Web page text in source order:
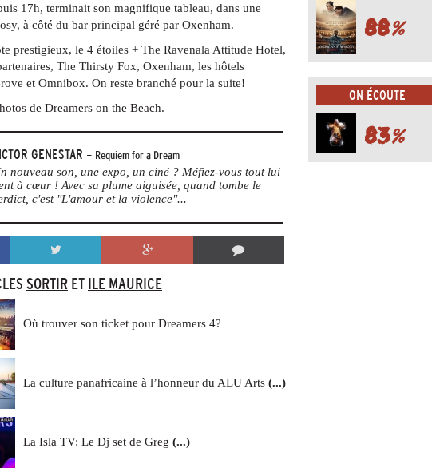
17h, terminait son magnifique tableau, dans une
à côté du bar principal géré par Oxenham.
prestigieux, le 4 étoiles + The Ravenala Attitude Hotel,
The Thirsty Fox, Oxenham, les hôtels
et Omnibox. On reste branché pour la suite!
de Dreamers on the Beach.
GENESTAR - Requiem for a Dream
nouveau son, une expo, un ciné ? Méfiez-vous tout lui
à cœur ! Avec sa plume aiguisée, quand tombe le
c'est "L'amour et la violence"...
SORTIR ET ILE MAURICE
Où trouver son ticket pour Dreamers 4?
La culture panafricaine à l’honneur du ALU Arts (...)
La Isla TV: Le Dj set de Greg (...)
88%
ON ÉCOUTE
83%